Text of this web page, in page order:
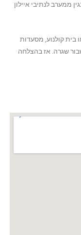
ממערב לנתיבי איילון
בית קולנוע, מסעדות
שגרה. אז בהצלחה